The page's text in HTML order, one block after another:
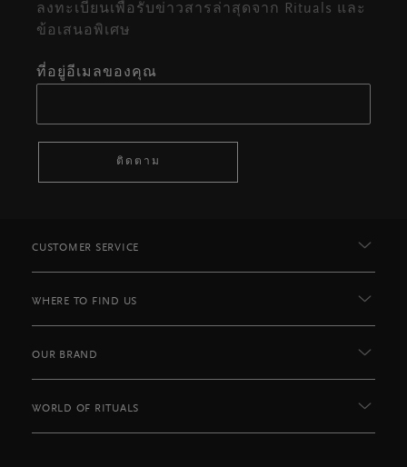
ลงทะเบียนเพื่อรับข่าวสารล่าสุดจาก Rituals และ
ข้อเสนอพิเศษ
ที่อยู่อีเมลของคุณ
ติดตาม
CUSTOMER SERVICE
WHERE TO FIND US
OUR BRAND
WORLD OF RITUALS